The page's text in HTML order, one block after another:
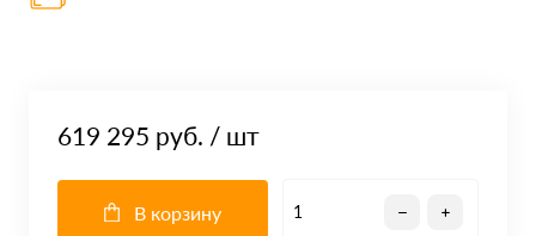
619 295 руб. / шт
В корзину